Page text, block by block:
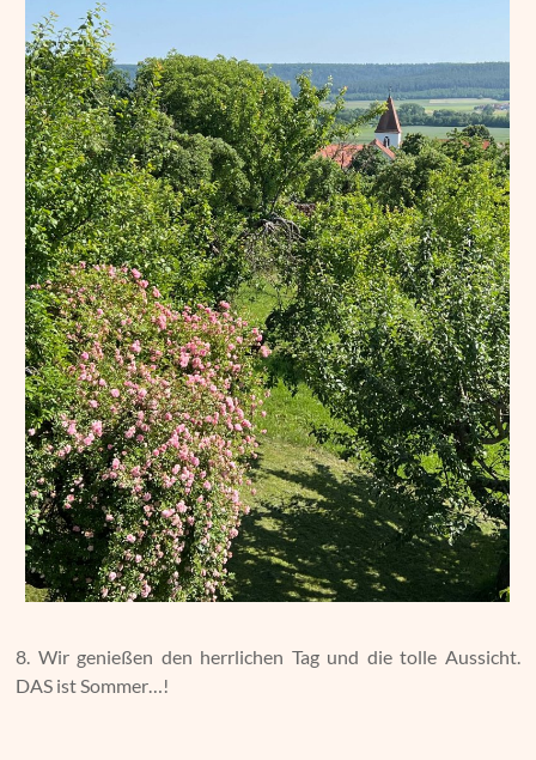
8. Wir genießen den herrlichen Tag und die tolle Aussicht.
DAS ist Sommer…!